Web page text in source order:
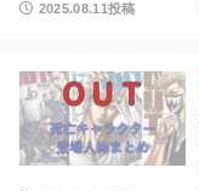
2025.08.11投稿